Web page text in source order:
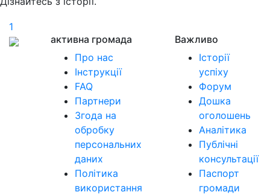
1
активна громада
Про нас
Інструкції
FAQ
Партнери
Згода на
обробку
персональних
даних
Політика
використання
Важливо
Історії
успіху
Форум
Дошка
оголошень
Аналітика
Публічні
консультації
Паспорт
громади